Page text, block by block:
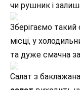
чи рушник і
Зберігаємо
місці, у
та дуже смачна
Салат з